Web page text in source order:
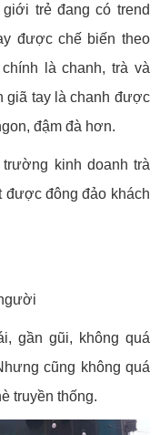
trẻ đang có trend
được chế biến theo
là chanh, trà và
giã tay là chanh được
đậm đà hơn.
kinh doanh trà
được đông đảo khách
gần gũi, không quá
cũng không quá
truyền thống.